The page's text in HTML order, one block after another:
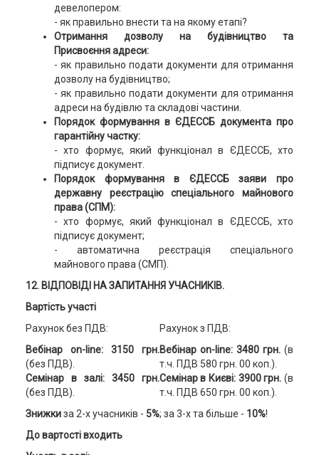
девелопером:
- як правильно внести та на якому етапі?
Отримання дозволу на будівництво та
Присвоєння адреси:
- як правильно подати документи для отримання
дозволу на будівництво;
- як правильно подати документи для отримання
адреси на будівлю та складові частини.
Порядок формування в ЄДЕССБ документа про
гарантійну частку:
- хто формує, який функціонал в ЄДЕССБ, хто
підписує документ.
Порядок формування в ЄДЕССБ заяви про
державну реєстрацію спеціального майнового
права (СПМ):
- хто формує, який функціонал в ЄДЕССБ, хто
підписує документ;
- автоматична реєстрація спеціального
майнового права (СМП).
12. ВІДПОВІДІ НА ЗАПИТАННЯ УЧАСНИКІВ.
Вартість участі
Рахунок без ПДВ:
Вебінар on-line: 3150 грн.
(без ПДВ).
Семінар в залі: 3450 грн.
(без ПДВ).
Рахунок з ПДВ:
Вебінар on-line: 3480 грн. (в
т.ч. ПДВ 580 грн. 00 коп.).
Семінар в Києві: 3900 грн. (в
т.ч. ПДВ 650 грн. 00 коп.).
Знижкиза 2-х учасників - 5%; за 3-х та більше - 10%!
До вартості входить